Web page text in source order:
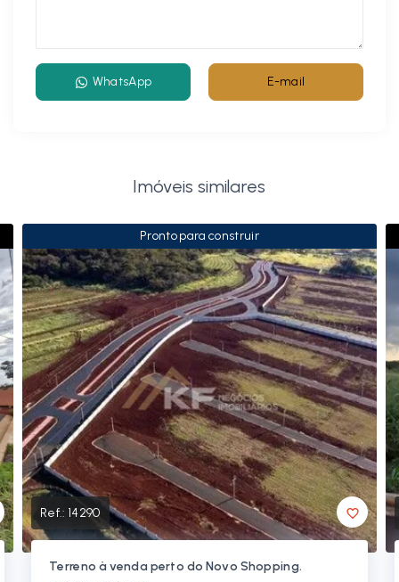
WhatsApp E-mail
Imóveis similares
Pronto para construir
Ref.: 14290
Terreno à venda perto do Novo Shopping.